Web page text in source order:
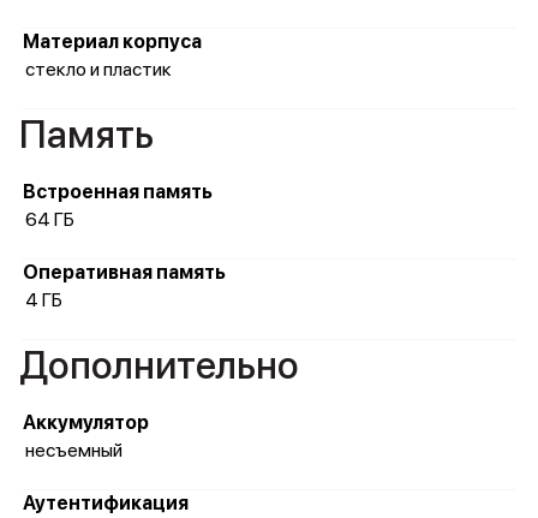
Материал корпуса
стекло и пластик
Память
Встроенная память
64 ГБ
Оперативная память
4 ГБ
Дополнительно
Аккумулятор
несъемный
Аутентификация